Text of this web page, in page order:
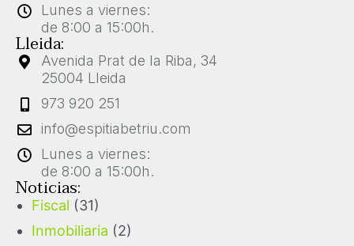
Lunes a viernes:
de 8:00 a 15:00h.
Lleida:
Avenida Prat de la Riba, 34
25004 Lleida
973 920 251
info@espitiabetriu.com
Lunes a viernes:
de 8:00 a 15:00h.
Noticias:
Fiscal (31)
Inmobiliaria (2)